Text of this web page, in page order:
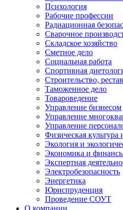
Психология
Рабочие профессии
Радиационная
Сварочное
Складское хозяйство
Сметное дело
Социальная работа
Спортивная
Строительство,
Таможенное дело
Товароведение
Управление бизнесом
Управление
Управление
Физическая культура
Экология и
Экономика и
Экспертная
Электробезопасность
Энергетика
Юриспруденция
Проведение СОУТ
О компании